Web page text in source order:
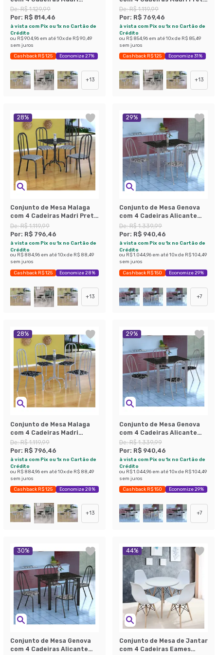
Branco Prata e Branco
Floral
De:R$ 1.129,99
Por: R$ 814,46
à vista com Pix ou 1x no Cartão de
Crédito
ou R$ 904,96 em até10x de R$ 90,49
sem juros
Cashback R$ 125 Economize 27%
+13
Prata e Branco Floral
De:R$ 1.119,99
Por: R$ 769,46
à vista com Pix ou 1x no Cartão de
Crédito
ou R$ 854,96 em até10x de R$ 85,49
sem juros
Cashback R$ 125 Economize 31%
+13
28%
Conjunto de Mesa Malaga
com 4 Cadeiras Madri Preto
Prata e Preto Listrado
De:R$ 1.119,99
Por: R$ 796,46
à vista com Pix ou 1x no Cartão de
Crédito
ou R$ 884,96 em até10x de R$ 88,49
sem juros
Cashback R$ 125 Economize 28%
+13
29%
Conjunto de Mesa Genova
com 4 Cadeiras Alicante
Branco Prata e Branco
Floral
De:R$ 1.339,99
Por: R$ 940,46
à vista com Pix ou 1x no Cartão de
Crédito
ou R$ 1.044,96 em até10x de R$ 104,49
sem juros
Cashback R$ 150 Economize 29%
+7
28%
Conjunto de Mesa Malaga
com 4 Cadeiras Madri
Branco Prata e Preto Floral
De:R$ 1.119,99
Por: R$ 796,46
à vista com Pix ou 1x no Cartão de
Crédito
ou R$ 884,96 em até10x de R$ 88,49
sem juros
Cashback R$ 125 Economize 28%
+13
29%
Conjunto de Mesa Genova
com 4 Cadeiras Alicante
Branco Prata e Preto Floral
De:R$ 1.339,99
Por: R$ 940,46
à vista com Pix ou 1x no Cartão de
Crédito
ou R$ 1.044,96 em até10x de R$ 104,49
sem juros
Cashback R$ 150 Economize 29%
+7
30%
Conjunto de Mesa Genova
com 4 Cadeiras Alicante
44%
Conjunto de Mesa de Jantar
com 4 Cadeiras Eames